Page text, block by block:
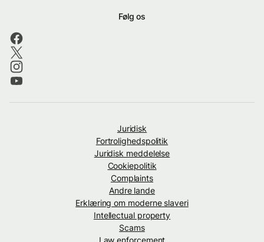
Følg os
Juridisk
Fortrolighedspolitik
Juridisk meddelelse
Cookiepolitik
Complaints
Andre lande
Erklæring om moderne slaveri
Intellectual property
Scams
Law enforcement